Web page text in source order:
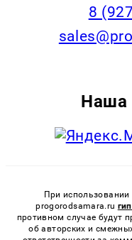
8
Наша
При
progorodsamara.ru
противном случае будут
об авторских и